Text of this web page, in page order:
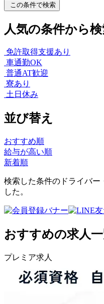
この条件で検索
人気の条件から
免許取得支援あり
車通勤OK
普通AT歓迎
寮あり
土日休み
並び替え
おすすめ順
給与が高い順
新着順
検索した条件のドライバ
した。
おすすめの求人
プレミア求人